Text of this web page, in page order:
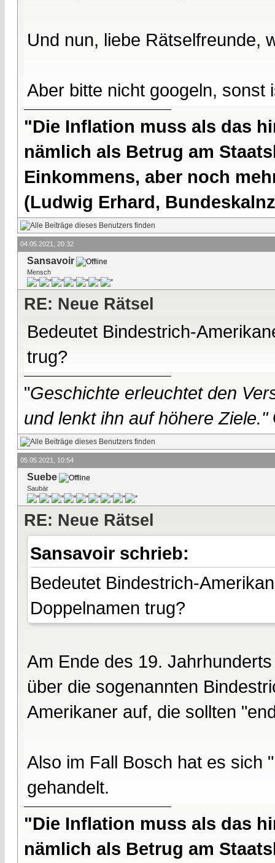
Und nun, liebe Rätselfreunde,
Aber bitte nicht googeln, sonst
"Die Inflation muss als das
nämlich als Betrug am
Einkommens, aber noch
(Ludwig Erhard,
04.05.2021, 20:32
Sansavoir
Mensch
RE: Neue Rätsel
Bedeutet Bindestrich-
trug?
"Geschichte erleuchtet den
und lenkt ihn auf höhere Ziele."
05.05.2021, 10:54
Suebe
Saubär
RE: Neue Rätsel
Sansavoir schrieb:
Bedeutet Bindestrich-
Doppelnamen trug?
Am Ende des 19.
über die sogenannten
Amerikaner auf, die sollten
Also im Fall Bosch hat es sich
gehandelt.
"Die Inflation muss als das
nämlich als Betrug am